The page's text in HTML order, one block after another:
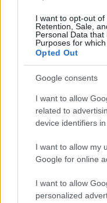
I want to opt-out of
Retention, Sale,
Personal Data
Purposes for
Opted Out
Google consents
I want to allow
related to
device identifiers in
I want to allow my
Google for online
I want to allow
personalized
Έλον Μασκ: Ο
στον κόσμο και οι
-Νούμερα που